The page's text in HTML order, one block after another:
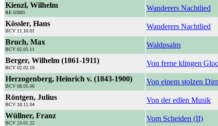
Kienzl, Wilhelm
RE 63005
Wanderers Nachtlied
Kössler, Hans
BCV 11.10.01
Wanderers Nachtlied
Bruch, Max
BCV 02.05.11
Waldpsalm
Berger, Wilhelm (1861-1911)
BCV 02.02.10
Von ferne klingen
Herzogenberg, Heinrich v. (1843-1900)
BCV 08.05.06
Von einem stolzen
Röntgen, Julius
BCV 18.11.04
Von der edlen Musik
Wüllner, Franz
BCV 23.01.22
Vom Scheiden (II)